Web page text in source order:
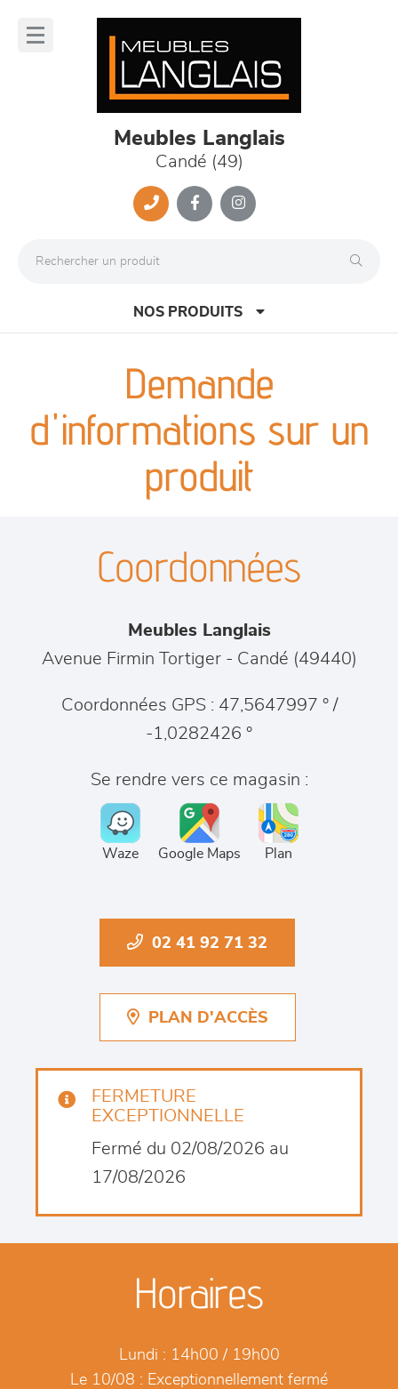
Meubles Langlais
Candé (49)
NOS PRODUITS
canapés et fauteuils
séjours
meubles de complément
chambres et dressing
cuisine & sur-mesure
décoration
Demande
d'informations sur un
produit
Coordonnées
Meubles Langlais
Avenue Firmin Tortiger - Candé (49440)
Coordonnées GPS : 47,5647997 ° /
-1,0282426 °
Se rendre vers ce magasin :
Waze Google Maps Plan
02 41 92 71 32
PLAN D'ACCÈS
FERMETURE
EXCEPTIONNELLE
Fermé du 02/08/2026 au
17/08/2026
Horaires
Lundi : 14h00 / 19h00
Le 10/08 : Exceptionnellement fermé